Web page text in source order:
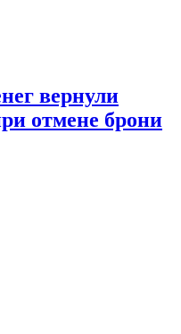
вернули
отмене брони